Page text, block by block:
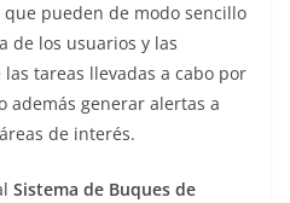
pueden de modo sencillo
de los usuarios y las
tareas llevadas a cabo por
generar alertas a
de interés.
Sistema de Buques de